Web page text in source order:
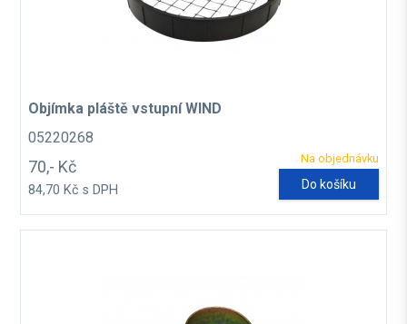
Objímka pláště vstupní WIND
05220268
Na objednávku
70,- Kč
84,70 Kč s DPH Do košíku